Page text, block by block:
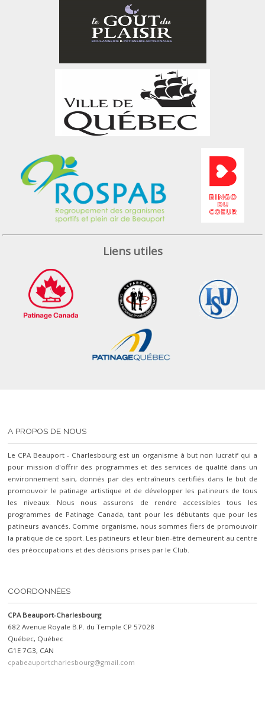
Liens utiles
A PROPOS DE NOUS
Le CPA Beauport - Charlesbourg est un organisme à but non lucratif qui a
pour mission d'offrir des programmes et des services de qualité dans un
environnement sain, donnés par des entraîneurs certifiés dans le but de
promouvoir le patinage artistique et de développer les patineurs de tous
les niveaux. Nous nous assurons de rendre accessibles tous les
programmes de Patinage Canada, tant pour les débutants que pour les
patineurs avancés. Comme organisme, nous sommes fiers de promouvoir
la pratique de ce sport. Les patineurs et leur bien-être demeurent au centre
des préoccupations et des décisions prises par le Club.
COORDONNÉES
CPA Beauport-Charlesbourg
682 Avenue Royale B.P. du Temple CP 57028
Québec, Québec
G1E 7G3, CAN
cpabeauportcharlesbourg@gmail.com